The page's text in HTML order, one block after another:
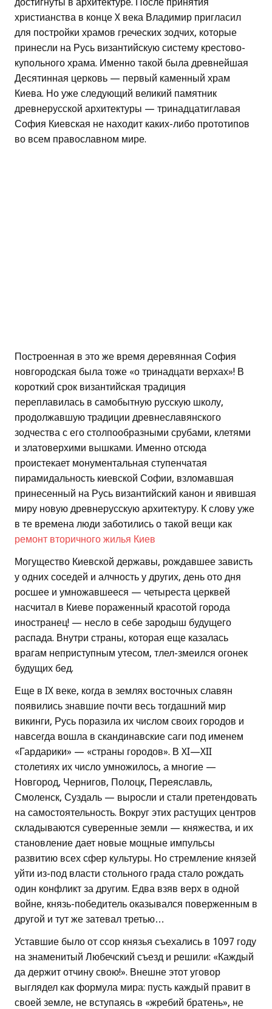
христианства в конце X века Владимир пригласил
для постройки храмов греческих зодчих, которые
принесли на Русь византийскую систему крестово-
купольного храма. Именно такой была древнейшая
Десятинная церковь — первый каменный храм
Киева. Но уже следующий великий памятник
древнерусской архитектуры — тринадцатиглавая
София Киевская не находит каких-либо прототипов
во всем православном мире.
Построенная в это же время деревянная София
новгородская была тоже «о тринадцати верхах»! В
короткий срок византийская традиция
переплавилась в самобытную русскую школу,
продолжавшую традиции древнеславянского
зодчества с его столпообразными срубами, клетями
и златоверхими вышками. Именно отсюда
проистекает монументальная ступенчатая
пирамидальность киевской Софии, взломавшая
принесенный на Русь византийский канон и явившая
миру новую древнерусскую архитектуру. К слову уже
в те времена люди заботились о такой вещи как
ремонт вторичного жилья Киев
Могущество Киевской державы, рождавшее зависть
у одних соседей и алчность у других, день ото дня
росшее и умножавшееся — четыреста церквей
насчитал в Киеве пораженный красотой города
иностранец! — несло в себе зародыш будущего
распада. Внутри страны, которая еще казалась
врагам неприступным утесом, тлел-змеился огонек
будущих бед.
Еще в IX веке, когда в землях восточных славян
появились знавшие почти весь тогдашний мир
викинги, Русь поразила их числом своих городов и
навсегда вошла в скандинавские саги под именем
«Гардарики» — «страны городов». В XI—XII
столетиях их число умножилось, а многие —
Новгород, Чернигов, Полоцк, Переяславль,
Смоленск, Суздаль — выросли и стали претендовать
на самостоятельность. Вокруг этих растущих центров
складываются суверенные земли — княжества, и их
становление дает новые мощные импульсы
развитию всех сфер культуры. Но стремление князей
уйти из-под власти стольного града стало рождать
один конфликт за другим. Едва взяв верх в одной
войне, князь-победитель оказывался поверженным в
другой и тут же затевал третью…
Уставшие было от ссор князья съехались в 1097 году
на знаменитый Любечский съезд и решили: «Каждый
да держит отчину свою!». Внешне этот уговор
выглядел как формула мира: пусть каждый правит в
своей земле, не вступаясь в «жребий братень», не